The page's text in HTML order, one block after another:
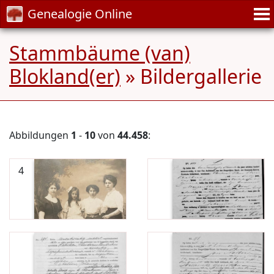
Genealogie Online
Stammbäume (van)
Blokland(er) » Bildergallerie
Abbildungen 1 - 10von 44.458:
4
Aalbers, Johanna 1867-
11-21 GA